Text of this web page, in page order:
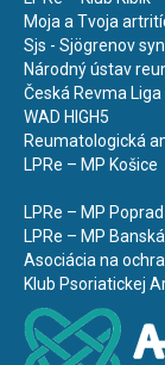
Moja a Tvoja
Sjs - Sjögrenov
Národný ústav
Česká Revma Liga
WAD HIGH5
Reumatologická
LPRe – MP Košice
LPRe – MP Poprad
LPRe – MP
Asociácia na
Klub Psoriatickej